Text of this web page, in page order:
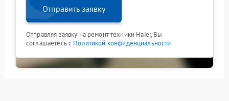
Отправить заявку
Отправляя заявку на ремонт техники Haier, Вы
соглашаетесь с Политикой конфиденциальности